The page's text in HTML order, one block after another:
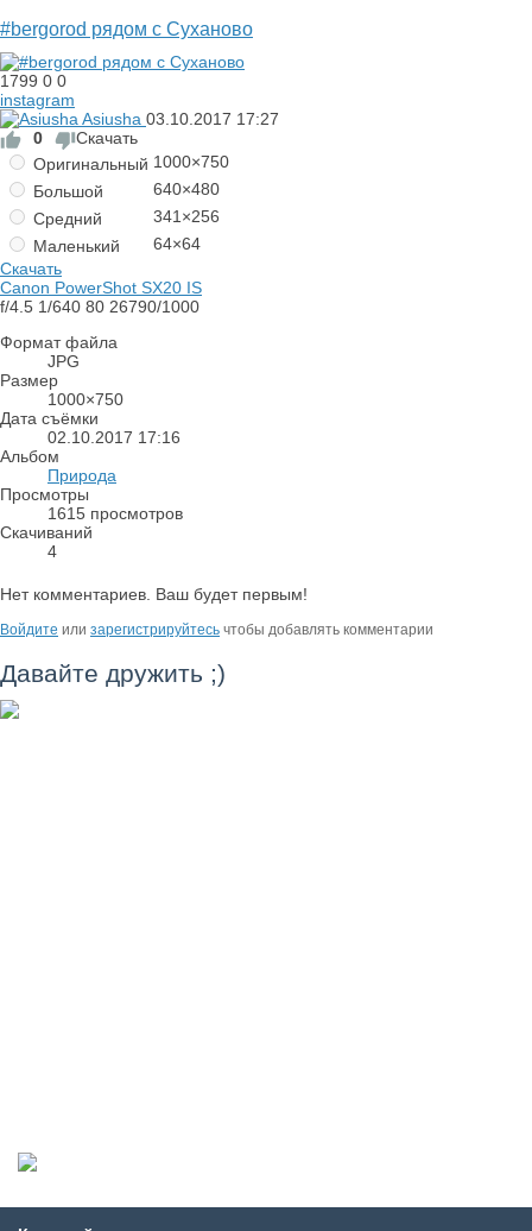
#bergorod рядом с Суханово
1799 0 0
instagram
Asiusha 03.10.2017 17:27
0
Скачать
Оригинальный 1000×750
Большой
640×480
Средний
341×256
Маленький
64×64
Скачать
Canon PowerShot SX20 IS
f/4.5 1/640 80 26790/1000
Формат файла
JPG
Размер
1000×750
Дата съёмки
02.10.2017 17:16
Альбом
Природа
Просмотры
1615 просмотров
Скачиваний
4
Нет комментариев. Ваш будет первым!
Войдите или зарегистрируйтесь чтобы добавлять комментарии
Давайте дружить ;)